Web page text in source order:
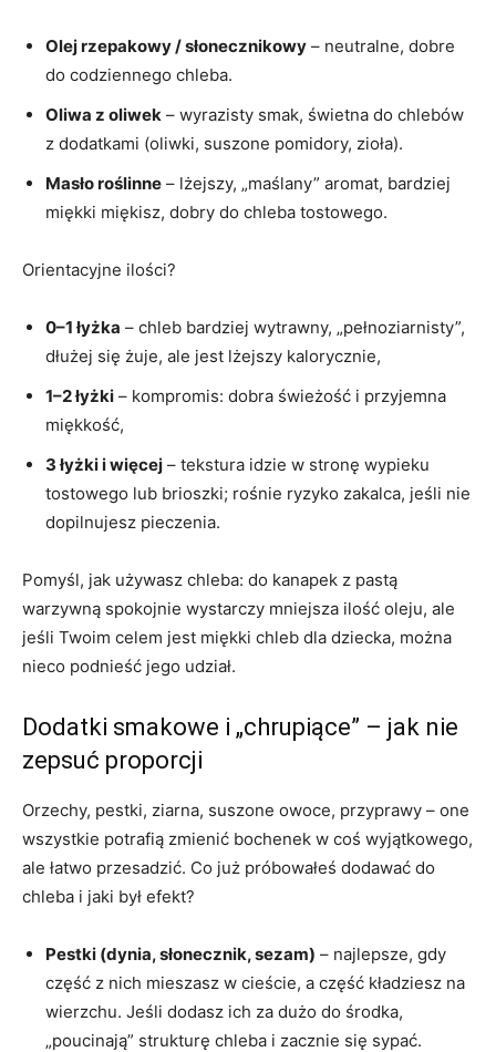
Olej rzepakowy / słonecznikowy – neutralne, dobre
do codziennego chleba.
Oliwa z oliwek – wyrazisty smak, świetna do chlebów
z dodatkami (oliwki, suszone pomidory, zioła).
Masło roślinne – lżejszy, „maślany” aromat, bardziej
miękki miękisz, dobry do chleba tostowego.
Orientacyjne ilości?
0–1 łyżka – chleb bardziej wytrawny, „pełnoziarnisty”,
dłużej się żuje, ale jest lżejszy kalorycznie,
1–2 łyżki – kompromis: dobra świeżość i przyjemna
miękkość,
3 łyżki i więcej – tekstura idzie w stronę wypieku
tostowego lub brioszki; rośnie ryzyko zakalca, jeśli nie
dopilnujesz pieczenia.
Pomyśl, jak używasz chleba: do kanapek z pastą
warzywną spokojnie wystarczy mniejsza ilość oleju, ale
jeśli Twoim celem jest miękki chleb dla dziecka, można
nieco podnieść jego udział.
Dodatki smakowe i „chrupiące” – jak nie
zepsuć proporcji
Orzechy, pestki, ziarna, suszone owoce, przyprawy – one
wszystkie potrafią zmienić bochenek w coś wyjątkowego,
ale łatwo przesadzić. Co już próbowałeś dodawać do
chleba i jaki był efekt?
Pestki (dynia, słonecznik, sezam) – najlepsze, gdy
część z nich mieszasz w cieście, a część kładziesz na
wierzchu. Jeśli dodasz ich za dużo do środka,
„poucinają” strukturę chleba i zacznie się sypać.